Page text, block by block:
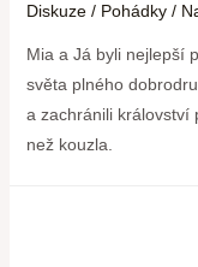
Diskuze / Pohádky/
Mia a Já byli nejlepší
světa plného
a zachránili království
než kouzla.